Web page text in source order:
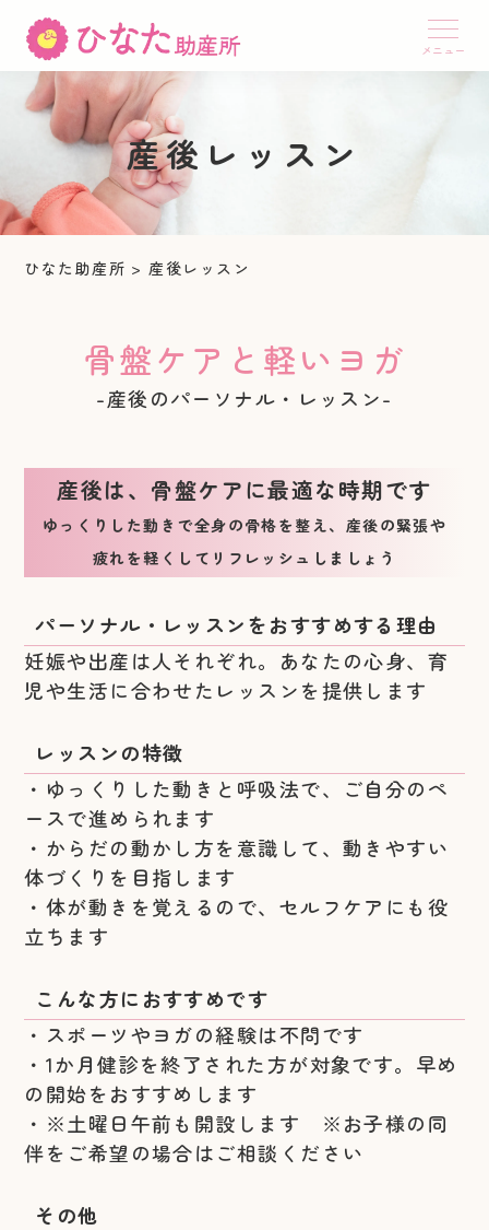
産後レッスン
ひなた助産所 >産後レッスン
骨盤ケアと軽いヨガ
-産後のパーソナル・レッスン-
産後は、骨盤ケアに最適な時期です
ゆっくりした動きで全身の骨格を整え、産後の緊張や
疲れを軽くしてリフレッシュしましょう
パーソナル・レッスンをおすすめする理由
妊娠や出産は人それぞれ。あなたの心身、育
児や生活に合わせたレッスンを提供します
レッスンの特徴
・ゆっくりした動きと呼吸法で、ご自分のペ
ースで進められます
・からだの動かし方を意識して、動きやすい
体づくりを目指します
・体が動きを覚えるので、セルフケアにも役
立ちます
こんな方におすすめです
・スポーツやヨガの経験は不問です
・1か月健診を終了された方が対象です。早め
の開始をおすすめします
・※土曜日午前も開設します ※お子様の同
伴をご希望の場合はご相談ください
その他